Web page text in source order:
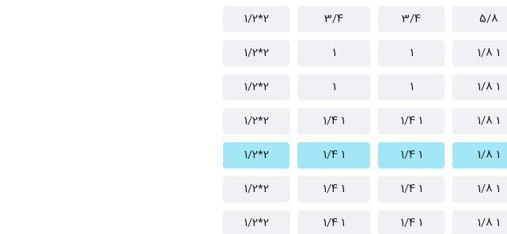
5/8
3/4
3/4
2*1/2
1 1/8
1
1
2*1/2
1 1/8
1
1
2*1/2
1 1/8
1 1/4
1 1/4
2*1/2
1 1/8
1 1/4
1 1/4
2*1/2
1 1/8
1 1/4
1 1/4
2*1/2
1 1/8
1 1/4
1 1/4
2*1/2